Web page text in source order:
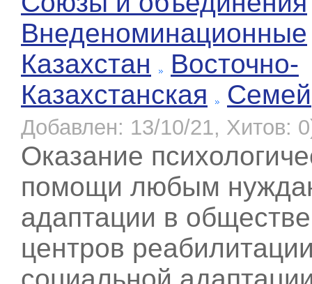
Внеденоминационные
Казахстан
Восточно-
Казахстанская
Семей
Добавлен: 13/10/21, Хитов:
Оказание
помощи любым
адаптации в
центров